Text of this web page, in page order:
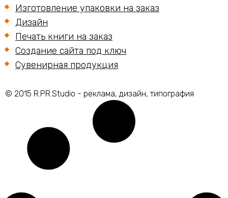
Изготовление упаковки на заказ
Дизайн
Печать книги на заказ
Создание сайта под ключ
Сувенирная продукция
© 2015 R.PR.Studio - реклама, дизайн, типография